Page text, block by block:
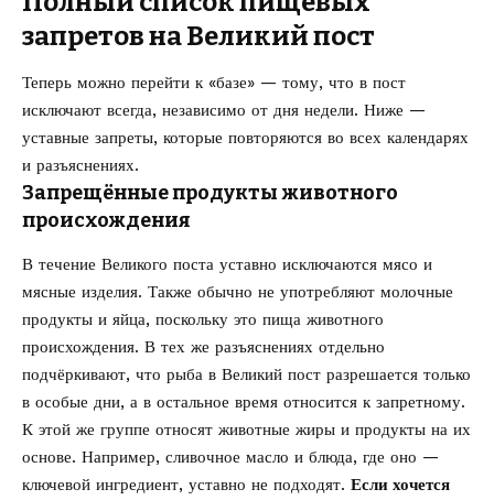
запретов на Великий пост
Теперь можно перейти к «базе» — тому, что в пост
исключают всегда, независимо от дня недели. Ниже —
уставные запреты, которые повторяются во всех календарях
и разъяснениях.
Запрещённые продукты животного
происхождения
В течение Великого поста уставно исключаются мясо и
мясные изделия. Также обычно не употребляют молочные
продукты и яйца, поскольку это пища животного
происхождения. В тех же разъяснениях отдельно
подчёркивают, что рыба в Великий пост разрешается только
в особые дни, а в остальное время относится к запретному.
К этой же группе относят животные жиры и продукты на их
основе. Например, сливочное масло и блюда, где оно —
ключевой ингредиент, уставно не подходят. Если хочется